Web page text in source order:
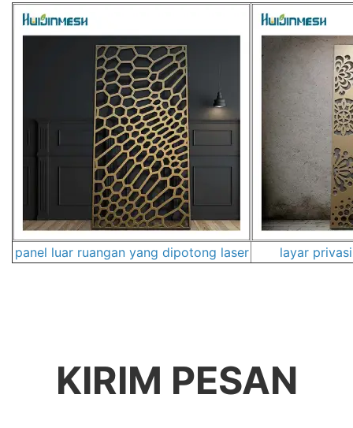
panel luar ruangan yang dipotong laser layar
KIRIM PESAN